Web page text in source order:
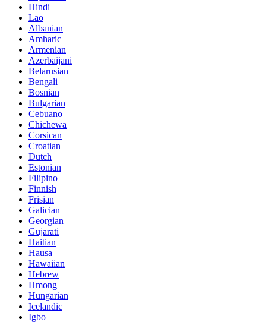
Hindi
Lao
Albanian
Amharic
Armenian
Azerbaijani
Belarusian
Bengali
Bosnian
Bulgarian
Cebuano
Chichewa
Corsican
Croatian
Dutch
Estonian
Filipino
Finnish
Frisian
Galician
Georgian
Gujarati
Haitian
Hausa
Hawaiian
Hebrew
Hmong
Hungarian
Icelandic
Igbo